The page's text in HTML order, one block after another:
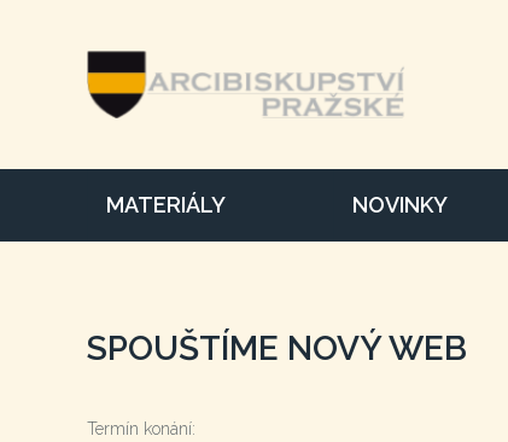
MATERIÁLY NOVINKY
SPOUŠTÍME NOVÝ WEB
Termín konání: